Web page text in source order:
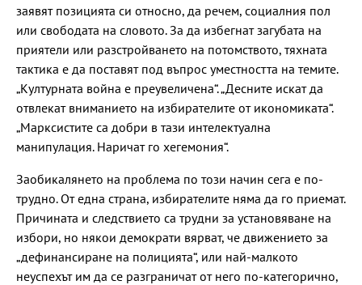
заявят позицията си относно, да речем, социалния пол
или свободата на словото. За да избегнат загубата на
приятели или разстройването на потомството, тяхната
тактика е да поставят под въпрос уместността на темите.
„Културната война е преувеличена“. „Десните искат да
отвлекат вниманието на избирателите от икономиката“.
„Марксистите са добри в тази интелектуална
манипулация. Наричат го хегемония“.
Заобикалянето на проблема по този начин сега е по-
трудно. От една страна, избирателите няма да го приемат.
Причината и следствието са трудни за установяване на
избори, но някои демократи вярват, че движението за
„дефинансиране на полицията“, или най-малкото
неуспехът им да се разграничат от него по-категорично,